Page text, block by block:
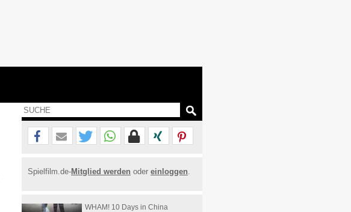
Spielfilm.de-Mitglied werden oder einloggen.
WHAM! 10 Days in China